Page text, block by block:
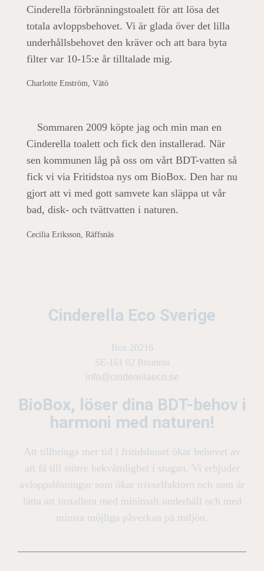
Cinderella förbränningstoalett för att lösa det
totala avloppsbehovet. Vi är glada över det lilla
underhållsbehovet den kräver och att bara byta
filter var 10-15:e år tilltalade mig.
Charlotte Enström, Vätö
Sommaren 2009 köpte jag och min man en
Cinderella toalett och fick den installerad. När
sen kommunen låg på oss om vårt BDT-vatten så
fick vi via Fritidstoa nys om BioBox. Den har nu
gjort att vi med gott samvete kan släppa ut vår
bad, disk- och tvättvatten i naturen.
Cecilia Eriksson, Räffsnäs
Cinderella Eco Sverige
Box 20216
SE-161 02 Bromma
info@cinderellaeco.se
BioBox, löser dina BDT-behov i
harmoni med naturen!
Att tillbringa mer tid i fritidshuset ökar behovet av
att få till större bekvämlighet i stugan. Vi erbjuder
avloppslösningar som ökar trivselfaktorn och som är
lätta att installera med minimalt underhåll och med
minsta möjliga påverkan på miljön.